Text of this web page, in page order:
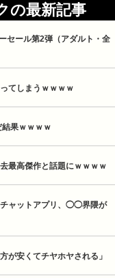
の最新記事
セール第2弾（アダルト・全
てしまうｗｗｗｗ
果ｗｗｗｗ
最高傑作と話題にｗｗｗｗ
チャットアプリ、◯◯界隈が
が安くてチヤホヤされる」